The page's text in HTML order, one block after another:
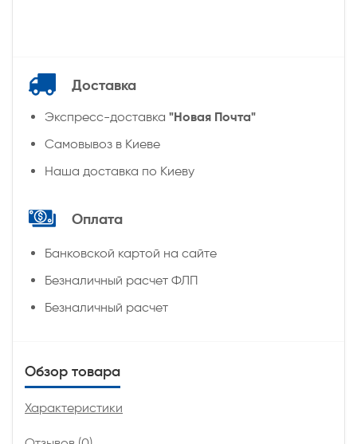
Доставка
Экспресс-доставка "Новая Почта"
Самовывоз в Киеве
Наша доставка по Киеву
Оплата
Банковской картой на сайте
Безналичный расчет ФЛП
Безналичный расчет
Обзор товара
Характеристики